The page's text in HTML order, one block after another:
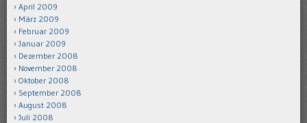
April 2009
März 2009
Februar 2009
Januar 2009
Dezember 2008
November 2008
Oktober 2008
September 2008
August 2008
Juli 2008